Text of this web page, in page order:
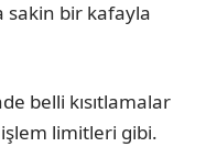
sakin bir kafayla
belli kısıtlamalar
limitleri gibi.